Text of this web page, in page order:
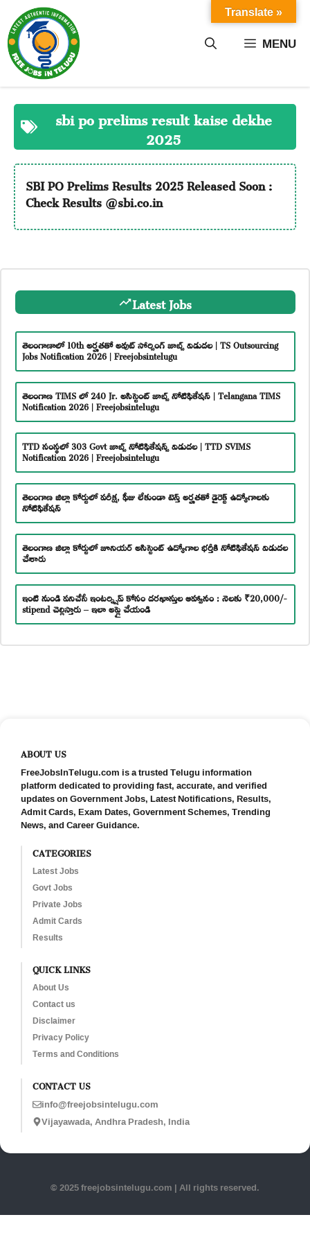
content MENU
sbi po prelims result kaise dekhe
2025
SBI PO Prelims Results 2025 Released Soon :
Check Results @sbi.co.in
Latest Jobs
తెలంగాణాలో 10th అర్హతతో అవుట్ సోర్సింగ్ జాబ్స్ విడుదల | TS Outsourcing
Jobs Notification 2026 | Freejobsintelugu
తెలంగాణ TIMS లో 240 Jr. అసిస్టెంట్ జాబ్స్ నోటిఫికేషన్ | Telangana TIMS
Notification 2026 | Freejobsintelugu
TTD సంస్థలో 303 Govt జాబ్స్ నోటిఫికేషన్స్ విడుదల | TTD SVIMS
Notification 2026 | Freejobsintelugu
తెలంగాణ జిల్లా కోర్టులో పరీక్ష, ఫీజు లేకుండా టెన్త్ అర్హతతో డైరెక్ట్ ఉద్యోగాలకు
నోటిఫికేషన్
తెలంగాణ జిల్లా కోర్టులో జూనియర్ అసిస్టెంట్ ఉద్యోగాల భర్తీకి నోటిఫికేషన్ విడుదల
చేశారు
ఇంటి నుండి పనిచేసే ఇంటర్న్షిప్ కోసం దరఖాస్తుల ఆహ్వానం : నెలకు ₹20,000/-
stipend చెల్లిస్తారు – ఇలా అప్లై చేయండి
ABOUT US
FreeJobsInTelugu.com is a trusted Telugu information
platform dedicated to providing fast, accurate, and verified
updates on Government Jobs, Latest Notifications, Results,
Admit Cards, Exam Dates, Government Schemes, Trending
News, and Career Guidance.
CATEGORIES
Latest Jobs
Govt Jobs
Private Jobs
Admit Cards
Results
QUICK LINKS
About Us
Contact us
Disclaimer
Privacy Policy
Terms and Conditions
CONTACT US
info@freejobsintelugu.com
Vijayawada, Andhra Pradesh, India
© 2025 freejobsintelugu.com | All rights reserved.
Translate »